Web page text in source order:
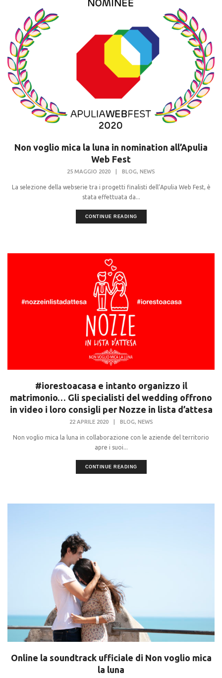
Non voglio mica la luna in nomination all’Apulia
Web Fest
25 MAGGIO 2020 BLOG NEWS
La selezione della webserie tra i progetti finalisti dell’Apulia Web Fest, è
stata effettuata da...
CONTINUE READING
#iorestoacasa e intanto organizzo il
matrimonio… Gli specialisti del wedding offrono
in video i loro consigli per Nozze in lista d’attesa
22 APRILE 2020 BLOG NEWS
Non voglio mica la luna in collaborazione con le aziende del territorio
apre i suoi...
CONTINUE READING
Online la soundtrack ufficiale di Non voglio mica
la luna